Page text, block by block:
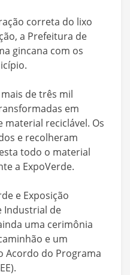
correta do lixo
a Prefeitura de
gincana com os
de três mil
em
material reciclável. Os
e recolheram
todo o material
a ExpoVerde.
e Exposição
Industrial de
uma cerimônia
e um
Acordo do Programa